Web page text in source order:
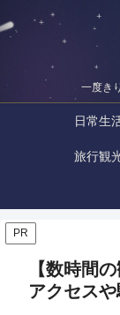
一度き
日常生
旅行観
PR
【数時間
アクセス